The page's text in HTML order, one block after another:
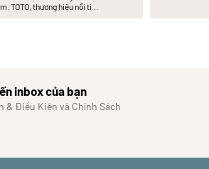
TOTO, thương hiệu nổi ti…
inbox của bạn
& Điều Kiện và Chính Sách